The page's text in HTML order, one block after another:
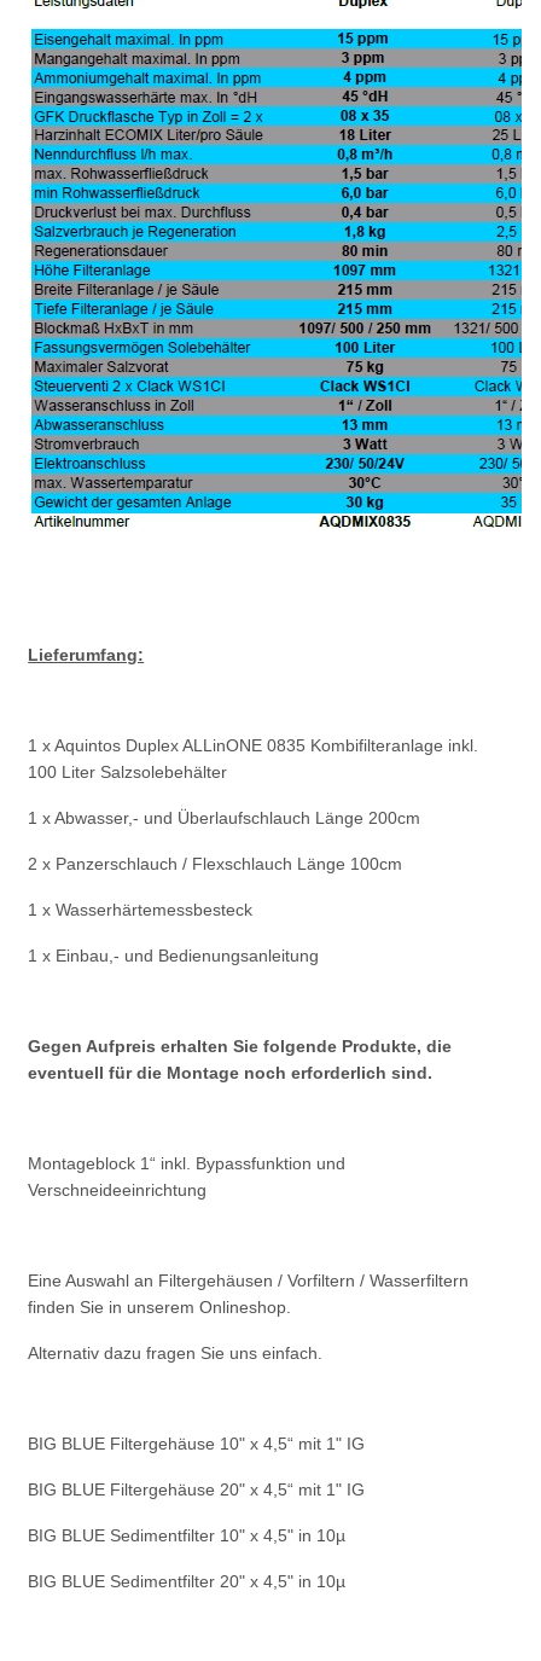
Lieferumfang:
1 x Aquintos Duplex ALLinONE 0835 Kombifilteranlage inkl.
100 Liter Salzsolebehälter
1 x Abwasser,- und Überlaufschlauch Länge 200cm
2 x Panzerschlauch / Flexschlauch Länge 100cm
1 x Wasserhärtemessbesteck
1 x Einbau,- und Bedienungsanleitung
Gegen Aufpreis erhalten Sie folgende Produkte, die
eventuell für die Montage noch erforderlich sind.
Montageblock 1“ inkl. Bypassfunktion und
Verschneideeinrichtung
Eine Auswahl an Filtergehäusen / Vorfiltern / Wasserfiltern
finden Sie in unserem Onlineshop.
Alternativ dazu fragen Sie uns einfach.
BIG BLUE Filtergehäuse 10" x 4,5“ mit 1" IG
BIG BLUE Filtergehäuse 20" x 4,5“ mit 1" IG
BIG BLUE Sedimentfilter 10" x 4,5" in 10µ
BIG BLUE Sedimentfilter 20" x 4,5" in 10µ